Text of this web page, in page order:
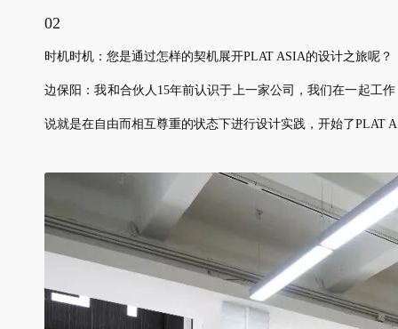
02
时机时机：您是通过怎样的契机展开PLAT ASIA的设计之旅呢？
边保阳：我和合伙人15年前认识于上一家公司，我们在一起工
说就是在自由而相互尊重的状态下进行设计实践，开始了PLAT